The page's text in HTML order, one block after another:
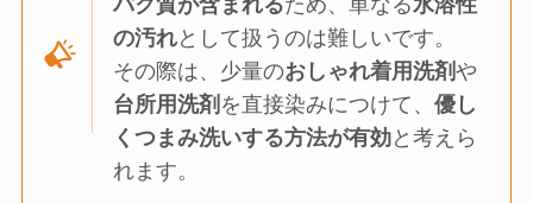
パク質が含まれるため、単なる水溶性
の汚れとして扱うのは難しいです。
その際は、少量のおしゃれ着用洗剤や
台所用洗剤 を直接染みにつけて、優し
くつまみ洗いする方法が有効と考えら
れます。